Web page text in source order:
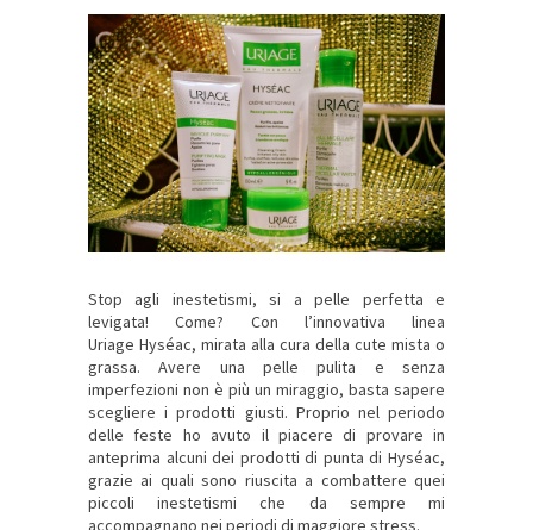
Stop agli inestetismi, si a pelle perfetta e
levigata! Come? Con l’innovativa linea
Uriage Hyséac, mirata alla cura della cute mista o
grassa. Avere una pelle pulita e senza
imperfezioni non è più un miraggio, basta sapere
scegliere i prodotti giusti. Proprio nel periodo
delle feste ho avuto il piacere di provare in
anteprima alcuni dei prodotti di punta di Hyséac,
grazie ai quali sono riuscita a combattere quei
piccoli inestetismi che da sempre mi
accompagnano nei periodi di maggiore stress.